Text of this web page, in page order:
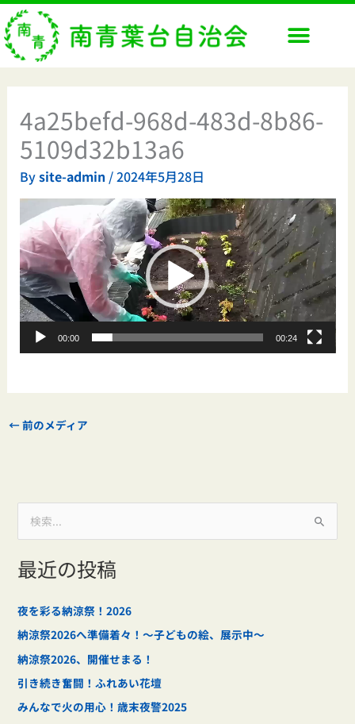
内
容
を
ス
キ
4a25befd-968d-483d-8b86-
5109d32b13a6
Bysite-admin /2024年5月28日
画
プ
レ
ー
ヤ
ー
00:00 00:24
←前のメディア
索
対
:
最近の投稿
夜を彩る納涼祭！2026
納涼祭2026へ準備着々！～子どもの絵、展示中～
納涼祭2026、開催せまる！
引き続き奮闘！ふれあい花壇
みんなで火の用心！歳末夜警2025